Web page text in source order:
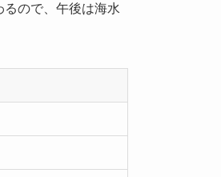
ので、午後は海水